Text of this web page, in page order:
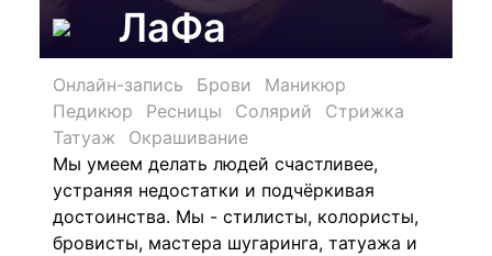
ЛаФа
Онлайн-запись Брови
Маникюр
Педикюр
Ресницы Солярий
Стрижка
Татуаж
Окрашивание
Мы умеем делать людей счастливее,
устраняя недостатки и подчёркивая
достоинства. Мы - стилисты, колористы,
бровисты, мастера шугаринга, татуажа и